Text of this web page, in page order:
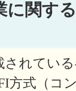
に関す
れてい
方式（コ